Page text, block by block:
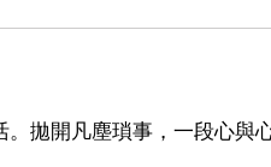
拋開凡塵瑣事，一段心與